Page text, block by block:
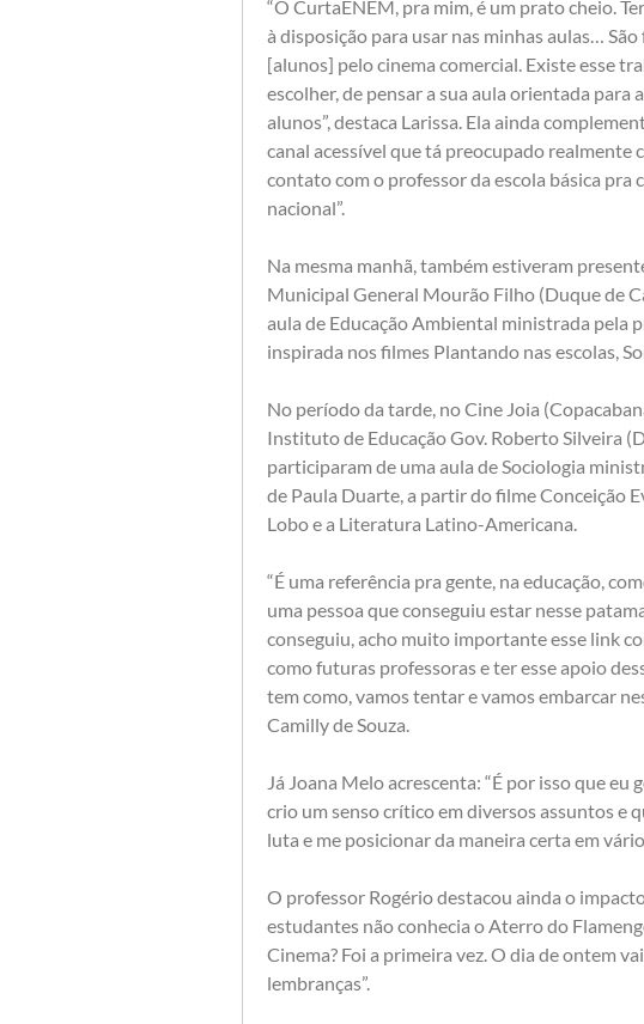
“O CurtaENEM, pra mim, é um prato cheio.
à disposição para usar nas minhas aulas…
[alunos] pelo cinema comercial. Existe esse
escolher, de pensar a sua aula orientada
alunos”, destaca Larissa. Ela ainda
canal acessível que tá preocupado realmente
contato com o professor da escola básica pra
nacional”.
Na mesma manhã, também estiveram
Municipal General Mourão Filho (Duque de
aula de Educação Ambiental ministrada pela
inspirada nos filmes Plantando nas escolas,
No período da tarde, no Cine Joia
Instituto de Educação Gov. Roberto Silveira
participaram de uma aula de Sociologia
de Paula Duarte, a partir do filme Conceição
Lobo e a Literatura Latino-Americana.
“É uma referência pra gente, na educação,
uma pessoa que conseguiu estar nesse
conseguiu, acho muito importante esse link
como futuras professoras e ter esse apoio
tem como, vamos tentar e vamos embarcar
Camilly de Souza.
Já Joana Melo acrescenta: “É por isso que
crio um senso crítico em diversos assuntos e
luta e me posicionar da maneira certa em
O professor Rogério destacou ainda o
estudantes não conhecia o Aterro do
Cinema? Foi a primeira vez. O dia de ontem
lembranças”.